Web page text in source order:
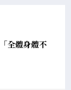
全體身體不